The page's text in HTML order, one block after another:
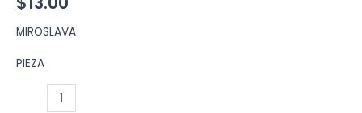
MIROSLAVA
PIEZA
ESPONJA